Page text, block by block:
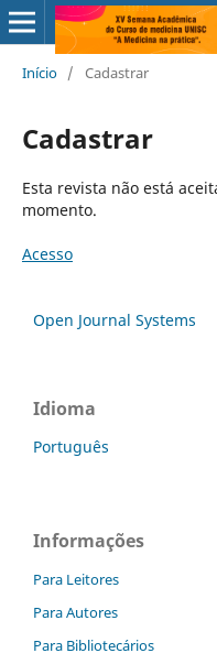
Início / Cadastrar
Cadastrar
Esta revista não está
momento.
Acesso
Open Journal Systems
Idioma
Português
Informações
Para Leitores
Para Autores
Para Bibliotecários